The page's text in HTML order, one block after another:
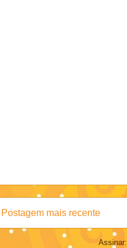
Postagem mais recente
Assinar: